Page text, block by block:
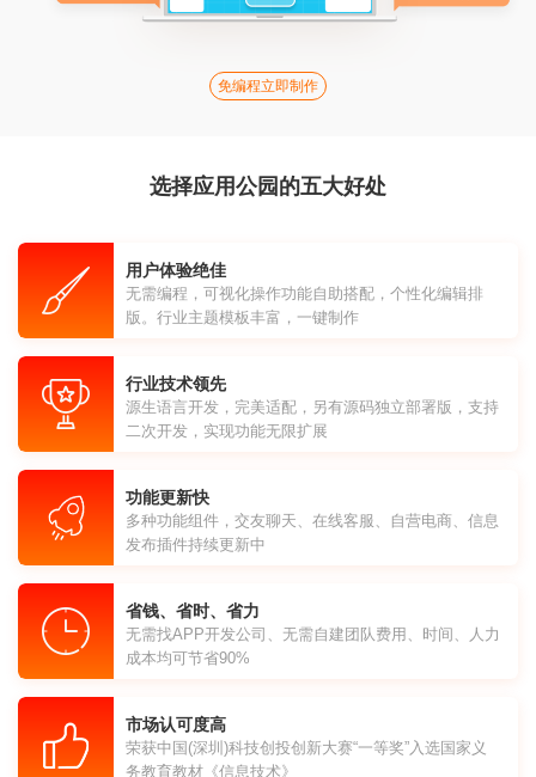
免编程立即制作
选择应用公园的五大好处
用户体验绝佳
无需编程，可视化操作功能自助搭配，个性化编辑排
版。行业主题模板丰富，一键制作
行业技术领先
源生语言开发，完美适配，另有源码独立部署版，支持
二次开发，实现功能无限扩展
功能更新快
多种功能组件，交友聊天、在线客服、自营电商、信息
发布插件持续更新中
省钱、省时、省力
无需找APP开发公司、无需自建团队费用、时间、人力
成本均可节省90%
市场认可度高
荣获中国(深圳)科技创投创新大赛“一等奖”入选国家义
务教育教材《信息技术》